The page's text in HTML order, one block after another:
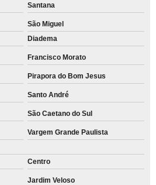
Santana
São Miguel
Diadema
Francisco Morato
Pirapora do Bom Jesus
Santo André
São Caetano do Sul
Vargem Grande Paulista
Centro
Jardim Veloso